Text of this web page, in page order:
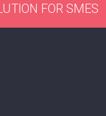
FOR SMES